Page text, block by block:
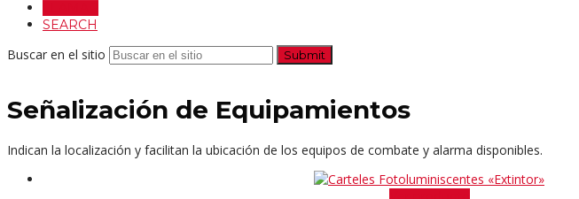
SEARCH
Buscar en el sitio Submit
Señalización de Equipamientos
Indican la localización y facilitan la ubicación de los equipos de combate y alarma disponibles.